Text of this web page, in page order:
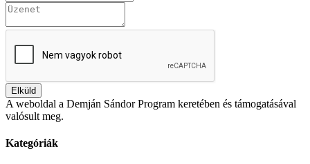
Elküld
A weboldal a Demján Sándor Program keretében és támogatásával
valósult meg.
Kategóriák